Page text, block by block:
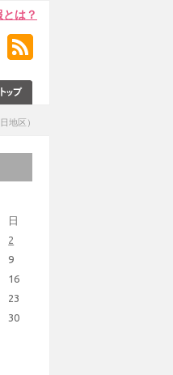
は？
地区）
日
2
9
16
23
30